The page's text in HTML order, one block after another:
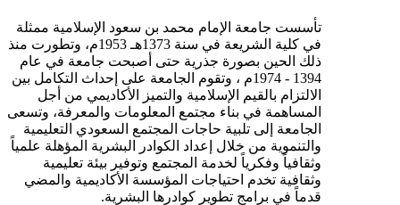
تأسست جامعة الإمام محمد بن سعود الإسلامية ممثلة
في كلية الشريعة في سنة 1373هـ 1953م، وتطورت منذ
ذلك الحين بصورة جذرية حتى أصبحت جامعة في عام
1394 - 1974م ، وتقوم الجامعة على إحداث التكامل بين
الالتزام بالقيم الإسلامية والتميز الأكاديمي من أجل
المساهمة في بناء مجتمع المعلومات والمعرفة، وتسعى
الجامعة إلى تلبية حاجات المجتمع السعودي التعليمية
والتنموية من خلال إعداد الكوادر البشرية المؤهلة علمياً
وثقافياً وفكرياً لخدمة المجتمع وتوفير بيئة تعليمية
وثقافية تخدم احتياجات المؤسسة الأكاديمية والمضي
قدماً في برامج تطوير كوادرها البشرية.